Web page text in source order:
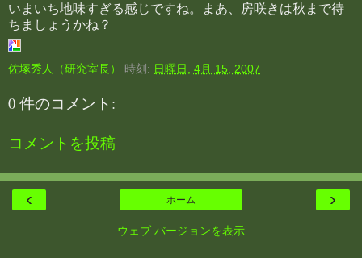
いまいち地味すぎる感じですね。まあ、房咲きは秋まで待
ちましょうかね？
佐塚秀人（研究室長） 時刻: 日曜日, 4月 15, 2007
0 件のコメント:
コメントを投稿
‹ ›
ホーム
ウェブ バージョンを表示